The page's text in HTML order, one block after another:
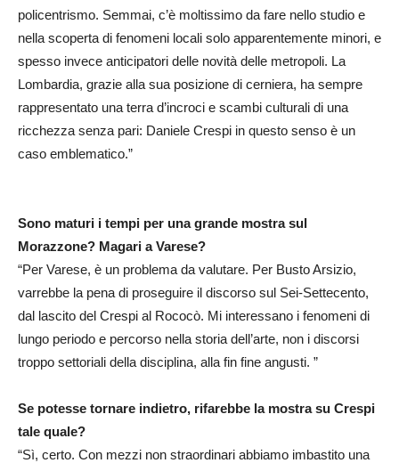
policentrismo. Semmai, c’è moltissimo da fare nello studio e
nella scoperta di fenomeni locali solo apparentemente minori, e
spesso invece anticipatori delle novità delle metropoli. La
Lombardia, grazie alla sua posizione di cerniera, ha sempre
rappresentato una terra d’incroci e scambi culturali di una
ricchezza senza pari: Daniele Crespi in questo senso è un
caso emblematico.”
Sono maturi i tempi per una grande mostra sul
Morazzone? Magari a Varese?
“Per Varese, è un problema da valutare. Per Busto Arsizio,
varrebbe la pena di proseguire il discorso sul Sei-Settecento,
dal lascito del Crespi al Rococò. Mi interessano i fenomeni di
lungo periodo e percorso nella storia dell’arte, non i discorsi
troppo settoriali della disciplina, alla fin fine angusti. ”
Se potesse tornare indietro, rifarebbe la mostra su Crespi
tale quale?
“Sì, certo. Con mezzi non straordinari abbiamo imbastito una